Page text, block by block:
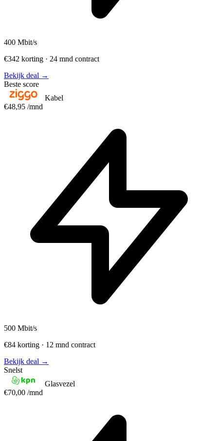
400 Mbit/s
€342 korting · 24 mnd contract
Bekijk deal →
Beste score
Kabel
€48,95 /mnd
500 Mbit/s
€84 korting · 12 mnd contract
Bekijk deal →
Snelst
Glasvezel
€70,00 /mnd